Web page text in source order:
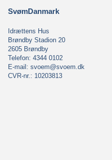
SvømDanmark
Idrættens Hus
Brøndby Stadion 20
2605 Brøndby
Telefon: 4344 0102
E-mail: svoem@svoem.dk
CVR-nr.: 10203813